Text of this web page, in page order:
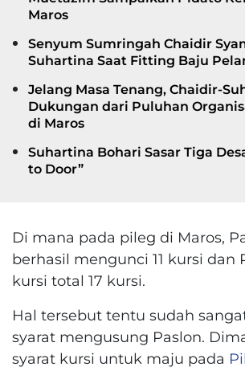
Maros
Senyum Sumringah Chaidir
Suhartina Saat Fitting Baju
Jelang Masa Tenang, Chaidir-
Dukungan dari Puluhan
di Maros
Suhartina Bohari Sasar Tiga
to Door”
Di mana pada pileg di Maros,
berhasil mengunci 11 kursi dan
kursi total 17 kursi.
Hal tersebut tentu sudah
syarat mengusung Paslon.
syarat kursi untuk maju pada